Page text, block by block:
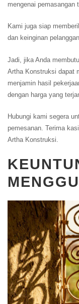
mengenai pemasangan
Kami juga siap
dan keinginan
Jadi, jika Anda
Artha Konstruksi dapat
menjamin hasil
dengan harga yang
Hubungi kami segera
pemesanan. Terima
Artha Konstruksi.